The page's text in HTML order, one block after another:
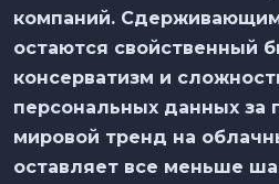
компаний.
остаются свойственный
консерватизм и
персональных данных за
мировой тренд на
оставляет все меньше